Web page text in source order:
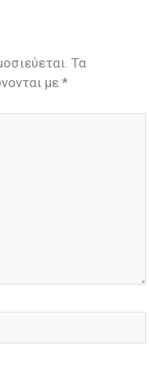
Τα
με*